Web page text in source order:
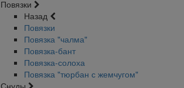
Повязки
Назад
Повязки
Повязка "чалма"
Повязка-бант
Повязка-солоха
Повязка "тюрбан с жемчугом"
Снуды